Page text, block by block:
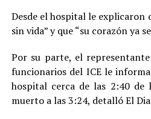
Desde el hospital le explicaron
sin vida” y que “su corazón ya
Por su parte, el
funcionarios del ICE le
hospital cerca de las 2:40 de
muerto a las 3:24, detalló El